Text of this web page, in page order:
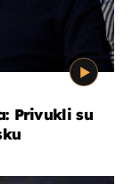
Privukli su